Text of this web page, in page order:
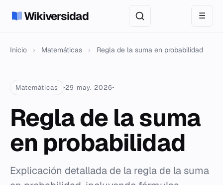
Wikiversidad ☰
Inicio › Matemáticas › Regla de la suma en probabilidad
Matemáticas 29 may. 2026
Regla de la suma
en probabilidad
Explicación detallada de la regla de la suma